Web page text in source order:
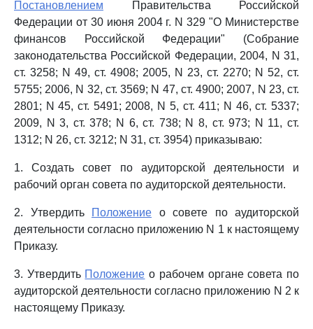
Постановлением Правительства Российской
Федерации от 30 июня 2004 г. N 329 "О Министерстве
финансов Российской Федерации" (Собрание
законодательства Российской Федерации, 2004, N 31,
ст. 3258; N 49, ст. 4908; 2005, N 23, ст. 2270; N 52, ст.
5755; 2006, N 32, ст. 3569; N 47, ст. 4900; 2007, N 23, ст.
2801; N 45, ст. 5491; 2008, N 5, ст. 411; N 46, ст. 5337;
2009, N 3, ст. 378; N 6, ст. 738; N 8, ст. 973; N 11, ст.
1312; N 26, ст. 3212; N 31, ст. 3954) приказываю:
1. Создать совет по аудиторской деятельности и
рабочий орган совета по аудиторской деятельности.
2. Утвердить Положение о совете по аудиторской
деятельности согласно приложению N 1 к настоящему
Приказу.
3. Утвердить Положение о рабочем органе совета по
аудиторской деятельности согласно приложению N 2 к
настоящему Приказу.